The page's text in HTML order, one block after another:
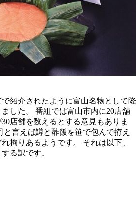
紹介されたように富山名物として隆
した。 番組では富山市内に20店舗
店舗を数えるとする意見もありま
言えば鱒と酢飯を笹で包んで拵え
拘りあるようです。 それは以下、
る訳です。